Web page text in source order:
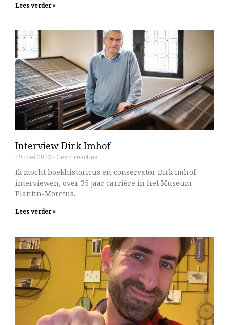
Lees verder »
Interview Dirk Imhof
19 mei 2022 Geen reacties
Ik mocht boekhistoricus en conservator Dirk Imhof
interviewen, over 35 jaar carrière in het Museum
Plantin-Moretus.
Lees verder »